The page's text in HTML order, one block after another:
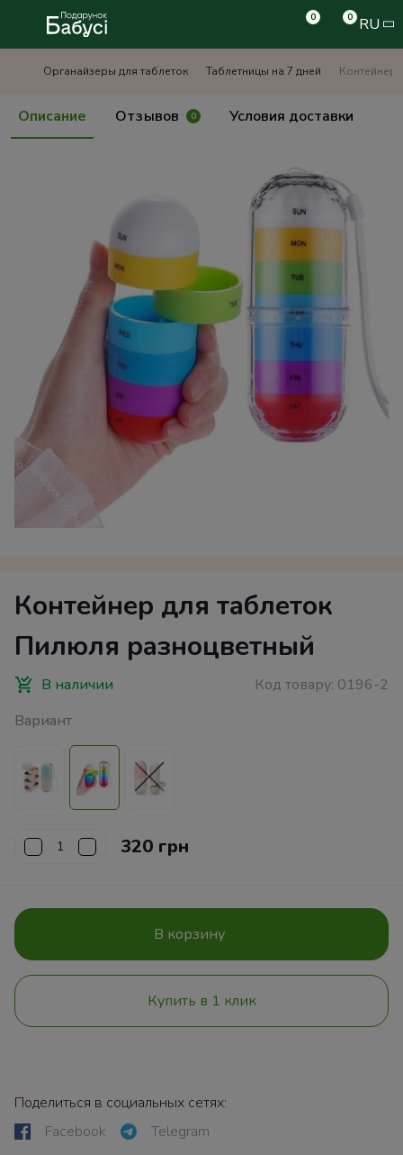
0 0 RU
Органайзеры для таблеток Таблетницы на 7 дней Контейнер
Описание Отзывов 0 Условия доставки
Контейнер для таблеток
Пилюля разноцветный
В наличии Код товару: 0196-2
Вариант
320 грн
В корзину
Купить в 1 клик
Поделиться в социальных сетях:
Facebook
Telegram